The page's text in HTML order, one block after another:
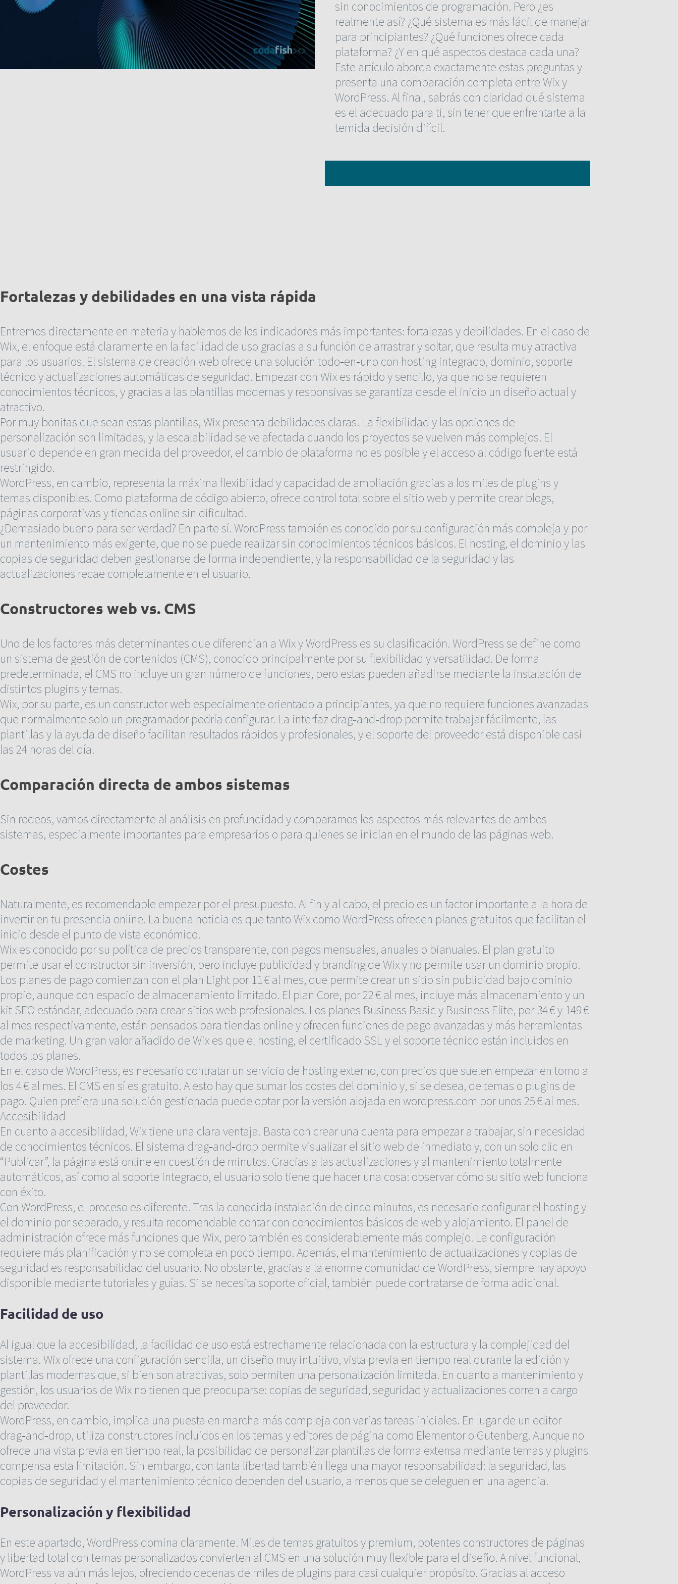
sin conocimientos de programación. Pero ¿es
realmente así? ¿Qué sistema es más fácil de manejar
para principiantes? ¿Qué funciones ofrece cada
plataforma? ¿Y en qué aspectos destaca cada una?
Este artículo aborda exactamente estas preguntas y
presenta una comparación completa entre Wix y
WordPress. Al final, sabrás con claridad qué sistema
es el adecuado para ti, sin tener que enfrentarte a la
temida decisión difícil.
Fortalezas y debilidades en una vista rápida
Entremos directamente en materia y hablemos de los indicadores más importantes: fortalezas y debilidades. En el caso de
Wix, el enfoque está claramente en la facilidad de uso gracias a su función de arrastrar y soltar, que resulta muy atractiva
para los usuarios. El sistema de creación web ofrece una solución todo‑en‑uno con hosting integrado, dominio, soporte
técnico y actualizaciones automáticas de seguridad. Empezar con Wix es rápido y sencillo, ya que no se requieren
conocimientos técnicos, y gracias a las plantillas modernas y responsivas se garantiza desde el inicio un diseño actual y
atractivo.
Por muy bonitas que sean estas plantillas, Wix presenta debilidades claras. La flexibilidad y las opciones de
personalización son limitadas, y la escalabilidad se ve afectada cuando los proyectos se vuelven más complejos. El
usuario depende en gran medida del proveedor, el cambio de plataforma no es posible y el acceso al código fuente está
restringido.
WordPress, en cambio, representa la máxima flexibilidad y capacidad de ampliación gracias a los miles de plugins y
temas disponibles. Como plataforma de código abierto, ofrece control total sobre el sitio web y permite crear blogs,
páginas corporativas y tiendas online sin dificultad.
¿Demasiado bueno para ser verdad? En parte sí. WordPress también es conocido por su configuración más compleja y por
un mantenimiento más exigente, que no se puede realizar sin conocimientos técnicos básicos. El hosting, el dominio y las
copias de seguridad deben gestionarse de forma independiente, y la responsabilidad de la seguridad y las
actualizaciones recae completamente en el usuario.
Constructores web vs. CMS
Uno de los factores más determinantes que diferencian a Wix y WordPress es su clasificación. WordPress se define como
un sistema de gestión de contenidos (CMS), conocido principalmente por su flexibilidad y versatilidad. De forma
predeterminada, el CMS no incluye un gran número de funciones, pero estas pueden añadirse mediante la instalación de
distintos plugins y temas.
Wix, por su parte, es un constructor web especialmente orientado a principiantes, ya que no requiere funciones avanzadas
que normalmente solo un programador podría configurar. La interfaz drag‑and‑drop permite trabajar fácilmente, las
plantillas y la ayuda de diseño facilitan resultados rápidos y profesionales, y el soporte del proveedor está disponible casi
las 24 horas del día.
Comparación directa de ambos sistemas
Sin rodeos, vamos directamente al análisis en profundidad y comparamos los aspectos más relevantes de ambos
sistemas, especialmente importantes para empresarios o para quienes se inician en el mundo de las páginas web.
Costes
Naturalmente, es recomendable empezar por el presupuesto. Al fin y al cabo, el precio es un factor importante a la hora de
invertir en tu presencia online. La buena noticia es que tanto Wix como WordPress ofrecen planes gratuitos que facilitan el
inicio desde el punto de vista económico.
Wix es conocido por su política de precios transparente, con pagos mensuales, anuales o bianuales. El plan gratuito
permite usar el constructor sin inversión, pero incluye publicidad y branding de Wix y no permite usar un dominio propio.
Los planes de pago comienzan con el plan Light por 11 € al mes, que permite crear un sitio sin publicidad bajo dominio
propio, aunque con espacio de almacenamiento limitado. El plan Core, por 22 € al mes, incluye más almacenamiento y un
kit SEO estándar, adecuado para crear sitios web profesionales. Los planes Business Basic y Business Elite, por 34 € y 149 €
al mes respectivamente, están pensados para tiendas online y ofrecen funciones de pago avanzadas y más herramientas
de marketing. Un gran valor añadido de Wix es que el hosting, el certificado SSL y el soporte técnico están incluidos en
todos los planes.
En el caso de WordPress, es necesario contratar un servicio de hosting externo, con precios que suelen empezar en torno a
los 4 € al mes. El CMS en sí es gratuito. A esto hay que sumar los costes del dominio y, si se desea, de temas o plugins de
pago. Quien prefiera una solución gestionada puede optar por la versión alojada en wordpress.com por unos 25 € al mes.
Accesibilidad
En cuanto a accesibilidad, Wix tiene una clara ventaja. Basta con crear una cuenta para empezar a trabajar, sin necesidad
de conocimientos técnicos. El sistema drag‑and‑drop permite visualizar el sitio web de inmediato y, con un solo clic en
“Publicar”, la página está online en cuestión de minutos. Gracias a las actualizaciones y al mantenimiento totalmente
automáticos, así como al soporte integrado, el usuario solo tiene que hacer una cosa: observar cómo su sitio web funciona
con éxito.
Con WordPress, el proceso es diferente. Tras la conocida instalación de cinco minutos, es necesario configurar el hosting y
el dominio por separado, y resulta recomendable contar con conocimientos básicos de web y alojamiento. El panel de
administración ofrece más funciones que Wix, pero también es considerablemente más complejo. La configuración
requiere más planificación y no se completa en poco tiempo. Además, el mantenimiento de actualizaciones y copias de
seguridad es responsabilidad del usuario. No obstante, gracias a la enorme comunidad de WordPress, siempre hay apoyo
disponible mediante tutoriales y guías. Si se necesita soporte oficial, también puede contratarse de forma adicional.
Facilidad de uso
Al igual que la accesibilidad, la facilidad de uso está estrechamente relacionada con la estructura y la complejidad del
sistema. Wix ofrece una configuración sencilla, un diseño muy intuitivo, vista previa en tiempo real durante la edición y
plantillas modernas que, si bien son atractivas, solo permiten una personalización limitada. En cuanto a mantenimiento y
gestión, los usuarios de Wix no tienen que preocuparse: copias de seguridad, seguridad y actualizaciones corren a cargo
del proveedor.
WordPress, en cambio, implica una puesta en marcha más compleja con varias tareas iniciales. En lugar de un editor
drag‑and‑drop, utiliza constructores incluidos en los temas y editores de página como Elementor o Gutenberg. Aunque no
ofrece una vista previa en tiempo real, la posibilidad de personalizar plantillas de forma extensa mediante temas y plugins
compensa esta limitación. Sin embargo, con tanta libertad también llega una mayor responsabilidad: la seguridad, las
copias de seguridad y el mantenimiento técnico dependen del usuario, a menos que se deleguen en una agencia.
Personalización y flexibilidad
En este apartado, WordPress domina claramente. Miles de temas gratuitos y premium, potentes constructores de páginas
y libertad total con temas personalizados convierten al CMS en una solución muy flexible para el diseño. A nivel funcional,
WordPress va aún más lejos, ofreciendo decenas de miles de plugins para casi cualquier propósito. Gracias al acceso